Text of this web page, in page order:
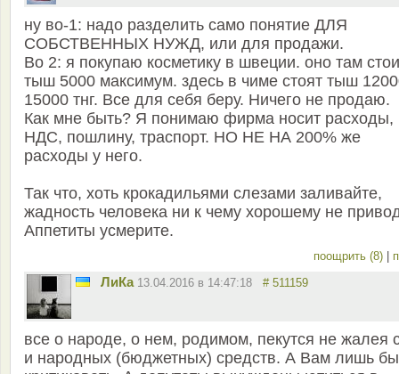
ну во-1: надо разделить само понятие ДЛЯ
СОБСТВЕННЫХ НУЖД, или для продажи.
Во 2: я покупаю косметику в швеции. оно там
тыш 5000 максимум. здесь в чиме стоят тыш
15000 тнг. Все для себя беру. Ничего не продаю.
Как мне быть? Я понимаю фирма носит расходы,
НДС, пошлину, траспорт. НО НЕ НА 200% же
расходы у него.
Так что, хоть крокадильями слезами заливайте,
жадность человека ни к чему хорошему не
Аппетиты усмерите.
поощрить (8)
ЛиКа 13.04.2016 в 14:47:18 # 511159
все о народе, о нем, родимом, пекутся не жалея
и народных (бюджетных) средств. А Вам лишь бы